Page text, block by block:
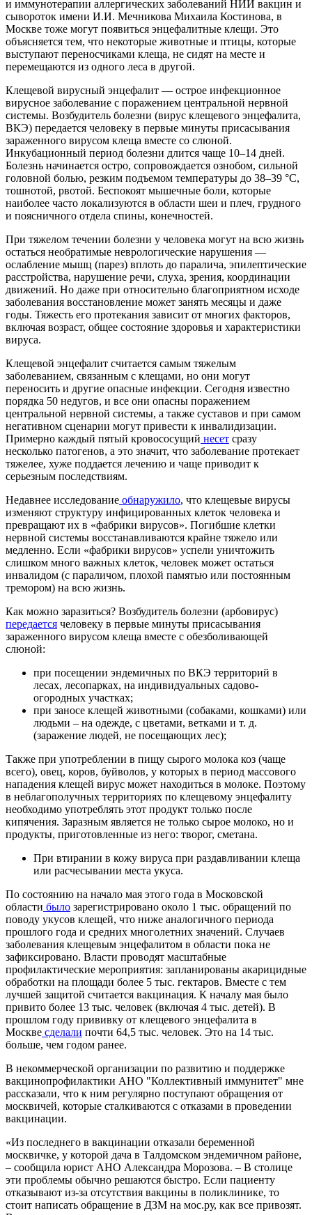
и иммунотерапии аллергических заболеваний НИИ вакцин и
сывороток имени И.И. Мечникова Михаила Костинова, в
Москве тоже могут появиться энцефалитные клещи. Это
объясняется тем, что некоторые животные и птицы, которые
выступают переносчиками клеща, не сидят на месте и
перемещаются из одного леса в другой.
Клещевой вирусный энцефалит — острое инфекционное
вирусное заболевание с поражением центральной нервной
системы. Возбудитель болезни (вирус клещевого энцефалита,
ВКЭ) передается человеку в первые минуты присасывания
зараженного вирусом клеща вместе со слюной.
Инкубационный период болезни длится чаще 10–14 дней.
Болезнь начинается остро, сопровождается ознобом, сильной
головной болью, резким подъемом температуры до 38–39 °С,
тошнотой, рвотой. Беспокоят мышечные боли, которые
наиболее часто локализуются в области шеи и плеч, грудного
и поясничного отдела спины, конечностей.
При тяжелом течении болезни у человека могут на всю жизнь
остаться необратимые неврологические нарушения —
ослабление мышц (парез) вплоть до паралича, эпилептические
расстройства, нарушение речи, слуха, зрения, координации
движений. Но даже при относительно благоприятном исходе
заболевания восстановление может занять месяцы и даже
годы. Тяжесть его протекания зависит от многих факторов,
включая возраст, общее состояние здоровья и характеристики
вируса.
Клещевой энцефалит считается самым тяжелым
заболеванием, связанным с клещами, но они могут
переносить и другие опасные инфекции. Сегодня известно
порядка 50 недугов, и все они опасны поражением
центральной нервной системы, а также суставов и при самом
негативном сценарии могут привести к инвалидизации.
Примерно каждый пятый кровососущий несет сразу
несколько патогенов, а это значит, что заболевание протекает
тяжелее, хуже поддается лечению и чаще приводит к
серьезным последствиям.
Недавнее исследование обнаружило, что клещевые вирусы
изменяют структуру инфицированных клеток человека и
превращают их в «фабрики вирусов». Погибшие клетки
нервной системы восстанавливаются крайне тяжело или
медленно. Если «фабрики вирусов» успели уничтожить
слишком много важных клеток, человек может остаться
инвалидом (с параличом, плохой памятью или постоянным
тремором) на всю жизнь.
Как можно заразиться? Возбудитель болезни (арбовирус)
передается человеку в первые минуты присасывания
зараженного вирусом клеща вместе с обезболивающей
слюной:
при посещении эндемичных по ВКЭ территорий в
лесах, лесопарках, на индивидуальных садово-
огородных участках;
при заносе клещей животными (собаками, кошками) или
людьми – на одежде, с цветами, ветками и т. д.
(заражение людей, не посещающих лес);
Также при употреблении в пищу сырого молока коз (чаще
всего), овец, коров, буйволов, у которых в период массового
нападения клещей вирус может находиться в молоке. Поэтому
в неблагополучных территориях по клещевому энцефалиту
необходимо употреблять этот продукт только после
кипячения. Заразным является не только сырое молоко, но и
продукты, приготовленные из него: творог, сметана.
При втирании в кожу вируса при раздавливании клеща
или расчесывании места укуса.
По состоянию на начало мая этого года в Московской
области было зарегистрировано около 1 тыс. обращений по
поводу укусов клещей, что ниже аналогичного периода
прошлого года и средних многолетних значений. Случаев
заболевания клещевым энцефалитом в области пока не
зафиксировано. Власти проводят масштабные
профилактические мероприятия: запланированы акарицидные
обработки на площади более 5 тыс. гектаров. Вместе с тем
лучшей защитой считается вакцинация. К началу мая было
привито более 13 тыс. человек (включая 4 тыс. детей). В
прошлом году прививку от клещевого энцефалита в
Москве сделали почти 64,5 тыс. человек. Это на 14 тыс.
больше, чем годом ранее.
В некоммерческой организации по развитию и поддержке
вакцинопрофилактики АНО "Коллективный иммунитет" мне
рассказали, что к ним регулярно поступают обращения от
москвичей, которые сталкиваются с отказами в проведении
вакцинации.
«Из последнего в вакцинации отказали беременной
москвичке, у которой дача в Талдомском эндемичном районе,
– сообщила юрист АНО Александра Морозова. – В столице
эти проблемы обычно решаются быстро. Если пациенту
отказывают из-за отсутствия вакцины в поликлинике, то
стоит написать обращение в ДЗМ на мос.ру, как все привозят.